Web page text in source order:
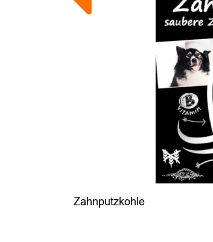
Zahnputzkohle